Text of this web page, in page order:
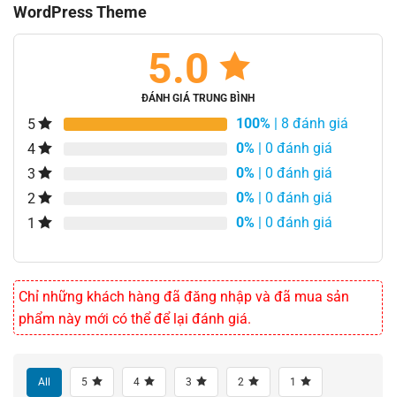
WordPress Theme
5.0
ĐÁNH GIÁ TRUNG BÌNH
5 100% | 8 đánh giá
4
0% | 0 đánh giá
3
0% | 0 đánh giá
2
0% | 0 đánh giá
1
0% | 0 đánh giá
Chỉ những khách hàng đã đăng nhập và đã mua sản
phẩm này mới có thể để lại đánh giá.
All 5 4 3 2 1